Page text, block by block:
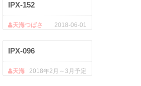
IPX-152
2018-06-01
天海つばさ
IPX-096
2018年2月～3月予定
天海